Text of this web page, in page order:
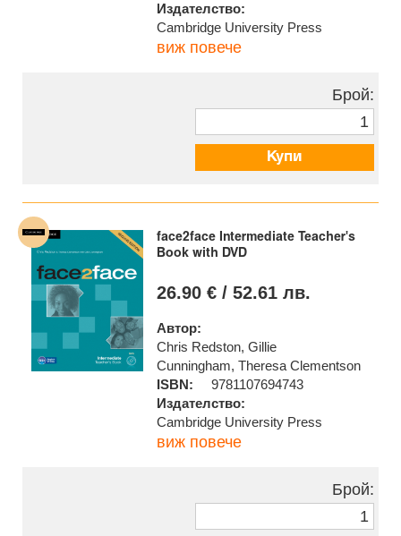
Издателство:
Cambridge University Press
виж повече
Брой:
Купи
face2face Intermediate Teacher's
Book with DVD
26.90 € / 52.61 лв.
Автор:
Chris Redston, Gillie
Cunningham, Theresa Clementson
ISBN:
9781107694743
Издателство:
Cambridge University Press
виж повече
Брой: